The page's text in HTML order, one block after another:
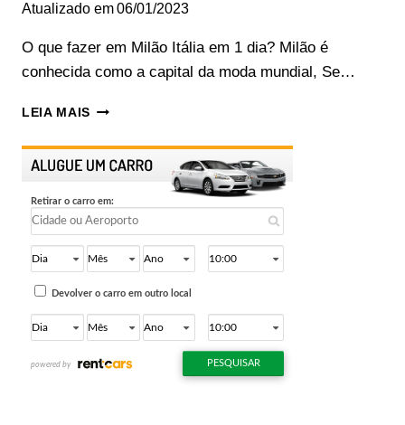
Atualizado em06/01/2023
O que fazer em Milão Itália em 1 dia? Milão é
conhecida como a capital da moda mundial, Se…
LEIA MAIS O
FAZER
EM
–
ITÁLIA
1